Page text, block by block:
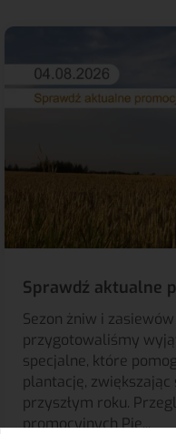
Sprawdź aktualne
Sezon żniw i
przygotowaliśmy
specjalne, które
plantację,
przyszłym roku.
promocyjnych Pie...